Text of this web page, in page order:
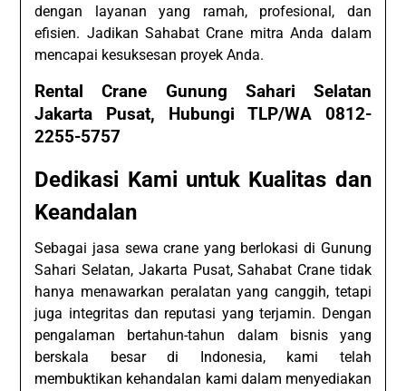
dengan layanan yang ramah, profesional, dan
efisien. Jadikan Sahabat Crane mitra Anda dalam
mencapai kesuksesan proyek Anda.
Rental Crane Gunung Sahari Selatan
Jakarta Pusat, Hubungi TLP/WA 0812-
2255-5757
Dedikasi Kami untuk Kualitas dan
Keandalan
Sebagai jasa sewa crane yang berlokasi di Gunung
Sahari Selatan, Jakarta Pusat, Sahabat Crane tidak
hanya menawarkan peralatan yang canggih, tetapi
juga integritas dan reputasi yang terjamin. Dengan
pengalaman bertahun-tahun dalam bisnis yang
berskala besar di Indonesia, kami telah
membuktikan kehandalan kami dalam menyediakan